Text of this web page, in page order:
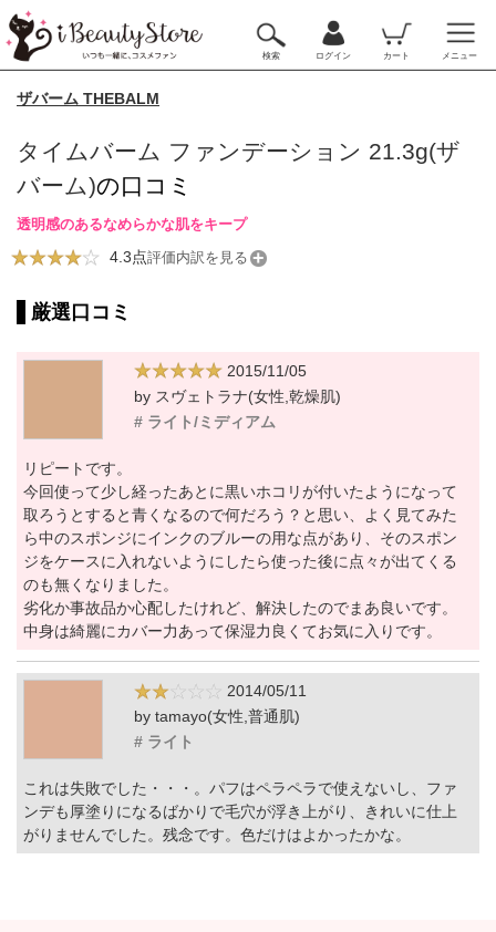
検索 ログイン カート メニュー
ザバーム THEBALM
タイムバーム ファンデーション 21.3g(ザ
バーム)の口コミ
透明感のあるなめらかな肌をキープ
4.3点評価内訳を見る
厳選口コミ
2015/11/05
by スヴェトラナ(女性,乾燥肌)
# ライト/ミディアム
リピートです。
今回使って少し経ったあとに黒いホコリが付いたようになって
取ろうとすると青くなるので何だろう？と思い、よく見てみた
ら中のスポンジにインクのブルーの用な点があり、そのスポン
ジをケースに入れないようにしたら使った後に点々が出てくる
のも無くなりました。
劣化か事故品か心配したけれど、解決したのでまあ良いです。
中身は綺麗にカバー力あって保湿力良くてお気に入りです。
2014/05/11
by tamayo(女性,普通肌)
# ライト
これは失敗でした・・・。パフはペラペラで使えないし、ファ
ンデも厚塗りになるばかりで毛穴が浮き上がり、きれいに仕上
がりませんでした。残念です。色だけはよかったかな。